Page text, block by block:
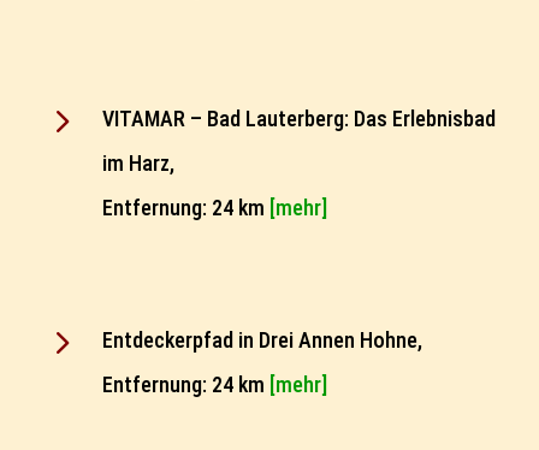
5
VITAMAR – Bad Lauterberg: Das Erlebnisbad
im Harz,
Entfernung: 24 km [mehr]
5
Entdeckerpfad in Drei Annen Hohne,
Entfernung: 24 km [mehr]